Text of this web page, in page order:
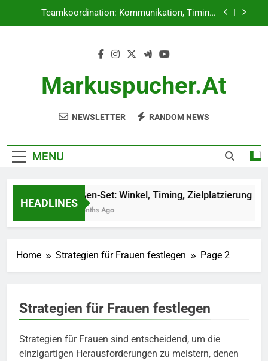
Teamkoordination: Kommunikation, Timing,
Entscheidungsfindung, Kommunikation
Strategieanpassung
Außen-Set: Winkel, Timing, Zielplatzierung
Teamkoordination: Kommunikation, Timing,
Setter’s Vision: Gerichtsbewusstsein,
Entscheidungsfindung, Kommunikation
Markuspucher.at
NEWSLETTER RANDOM NEWS
MENU
HEADLINES
Außen-Set: Winkel, Timing, Zielplatzierung
4 Months Ago
Home Strategien für Frauen festlegen Page 2
Strategien für Frauen festlegen
Strategien für Frauen sind entscheidend, um die
einzigartigen Herausforderungen zu meistern, denen